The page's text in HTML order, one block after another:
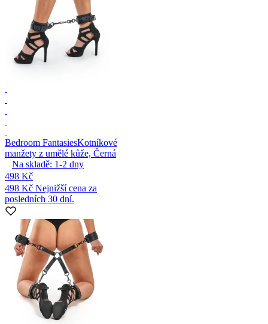
Bedroom FantasiesKotníkové
manžety z umělé kůže, Černá
Na skladě: 1-2 dny
498 Kč
498 Kč Nejnižší cena za
posledních 30 dní.